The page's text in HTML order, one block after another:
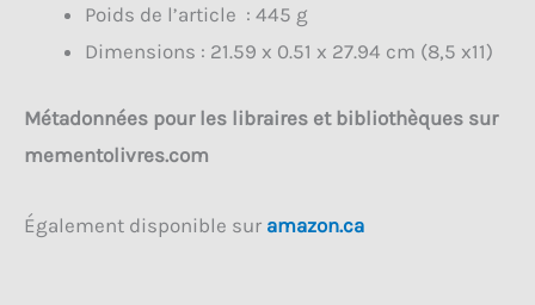
Poids de l’article ‏ : ‎445 g
Dimensions : ‎ 21.59 x 0.51 x 27.94 cm (8,5 x11)
Métadonnées pour les libraires et bibliothèques sur
mementolivres.com
Également disponible sur amazon.ca